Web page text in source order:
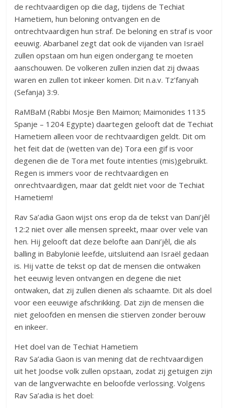
de rechtvaardigen op die dag, tijdens de Techiat
Hametiem, hun beloning ontvangen en de
ontrechtvaardigen hun straf. De beloning en straf is voor
eeuwig. Abarbanel zegt dat ook de vijanden van Israël
zullen opstaan om hun eigen ondergang te moeten
aanschouwen. De volkeren zullen inzien dat zij dwaas
waren en zullen tot inkeer komen. Dit n.a.v. Tz’fanyah
(Sefanja) 3:9.
RaMBaM (Rabbi Mosje Ben Maimon; Maimonides 1135
Spanje – 1204 Egypte) daartegen gelooft dat de Techiat
Hametiem alleen voor de rechtvaardigen geldt. Dit om
het feit dat de (wetten van de) Tora een gif is voor
degenen die de Tora met foute intenties (mis)gebruikt.
Regen is immers voor de rechtvaardigen en
onrechtvaardigen, maar dat geldt niet voor de Techiat
Hametiem!
Rav Sa’adia Gaon wijst ons erop da de tekst van Dani’jêl
12:2 niet over alle mensen spreekt, maar over vele van
hen. Hij gelooft dat deze belofte aan Dani’jêl, die als
balling in Babylonië leefde, uitsluitend aan Israël gedaan
is. Hij vatte de tekst op dat de mensen die ontwaken
het eeuwig leven ontvangen en degene die niet
ontwaken, dat zij zullen dienen als schaamte. Dit als doel
voor een eeuwige afschrikking. Dat zijn de mensen die
niet geloofden en mensen die stierven zonder berouw
en inkeer.
Het doel van de Techiat Hametiem
Rav Sa’adia Gaon is van mening dat de rechtvaardigen
uit het Joodse volk zullen opstaan, zodat zij getuigen zijn
van de langverwachte en beloofde verlossing. Volgens
Rav Sa’adia is het doel: